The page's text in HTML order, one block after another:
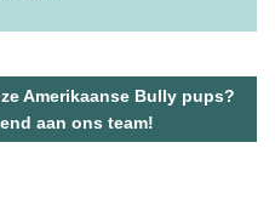
Amerikaanse Bully pups?
aan ons team!